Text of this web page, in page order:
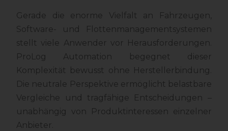
Gerade die enorme Vielfalt an Fahrzeugen,
Software- und Flottenmanagementsystemen
stellt viele Anwender vor Herausforderungen.
ProLog Automation begegnet dieser
Komplexität bewusst ohne Herstellerbindung.
Die neutrale Perspektive ermöglicht belastbare
Vergleiche und tragfähige Entscheidungen –
unabhängig von Produktinteressen einzelner
Anbieter.